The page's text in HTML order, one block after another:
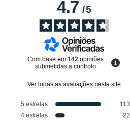
4.7/5
Com base em 142 opiniões
submetidas a controlo
Ver todas as avaliações neste site
5 estrelas
113
4 estrelas
22